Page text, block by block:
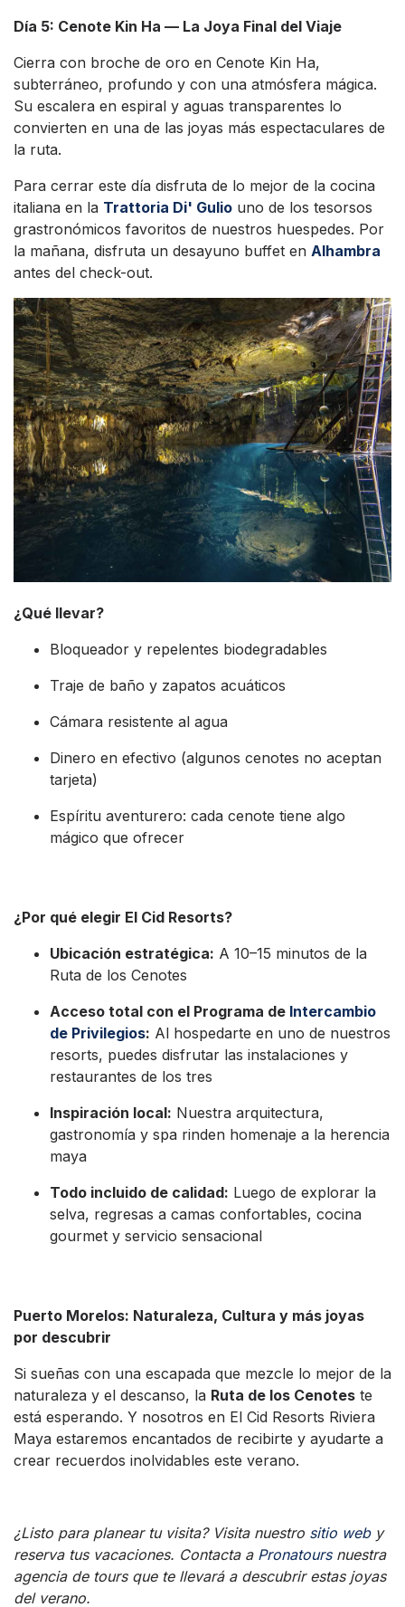
Día 5: Cenote Kin Ha — La Joya Final del Viaje
Cierra con broche de oro en Cenote Kin Ha,
subterráneo, profundo y con una atmósfera mágica.
Su escalera en espiral y aguas transparentes lo
convierten en una de las joyas más espectaculares de
la ruta.
Para cerrar este día disfruta de lo mejor de la cocina
italiana en la Trattoria Di' Gulio uno de los tesorsos
grastronómicos favoritos de nuestros huespedes. Por
la mañana, disfruta un desayuno buffet en Alhambra
antes del check-out.
¿Qué llevar?
Bloqueador y repelentes biodegradables
Traje de baño y zapatos acuáticos
Cámara resistente al agua
Dinero en efectivo (algunos cenotes no aceptan
tarjeta)
Espíritu aventurero: cada cenote tiene algo
mágico que ofrecer
¿Por qué elegir El Cid Resorts?
Ubicación estratégica: A 10–15 minutos de la
Ruta de los Cenotes
Acceso total con el Programa de Intercambio
de Privilegios: Al hospedarte en uno de nuestros
resorts, puedes disfrutar las instalaciones y
restaurantes de los tres
Inspiración local: Nuestra arquitectura,
gastronomía y spa rinden homenaje a la herencia
maya
Todo incluido de calidad: Luego de explorar la
selva, regresas a camas confortables, cocina
gourmet y servicio sensacional
Puerto Morelos: Naturaleza, Cultura y más joyas
por descubrir
Si sueñas con una escapada que mezcle lo mejor de la
naturaleza y el descanso, la Ruta de los Cenotes te
está esperando. Y nosotros en El Cid Resorts Riviera
Maya estaremos encantados de recibirte y ayudarte a
crear recuerdos inolvidables este verano.
¿Listo para planear tu visita? Visita nuestro sitio weby
reserva tus vacaciones. Contacta a Pronatoursnuestra
agencia de tours que te llevará a descubrir estas joyas
del verano.